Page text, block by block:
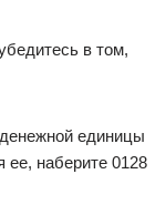
в том,
единицы
ее, наберите 0128